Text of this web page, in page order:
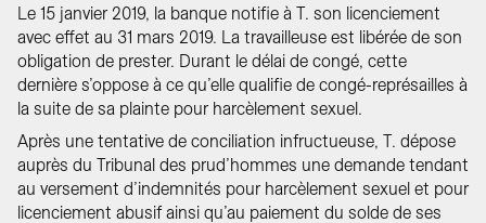
Le 15 janvier 2019, la banque notifie à T. son licenciement
avec effet au 31 mars 2019. La travailleuse est libérée de son
obligation de prester. Durant le délai de congé, cette
dernière s’oppose à ce qu’elle qualifie de congé-représailles à
la suite de sa plainte pour harcèlement sexuel.
Après une tentative de conciliation infructueuse, T. dépose
auprès du Tribunal des prud’hommes une demande tendant
au versement d’indemnités pour harcèlement sexuel et pour
licenciement abusif ainsi qu’au paiement du solde de ses